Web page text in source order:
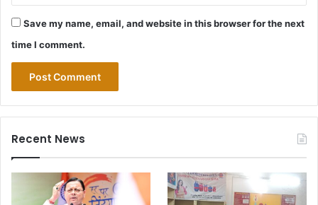
Save my name, email, and website in this browser for the next
time I comment.
Recent News